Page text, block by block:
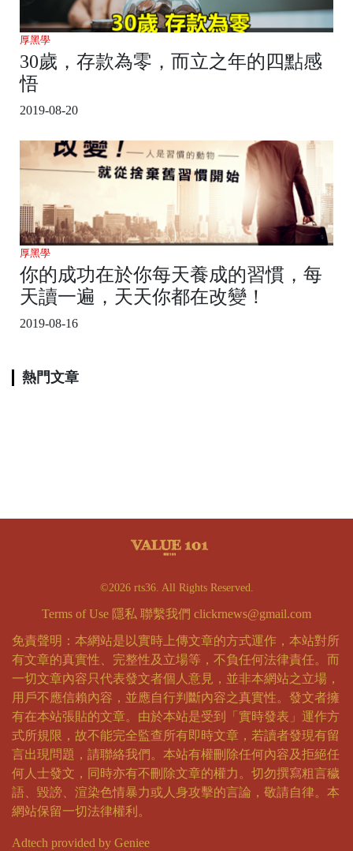
厚黑學
30歲，存款為零，而立之年的四點感
悟
2019-08-20
厚黑學
你的成功在於你每天養成的習慣，每
天讀一遍，天天你都在改變！
2019-08-16
熱門文章
©2026 rts36. All Rights Reserved.
Terms of Use 隱私 聯繫我們 clickrnews@gmail.com
免責聲明：本網站是以實時上傳文章的方式運作，本站對所
有文章的真實性、完整性及立場等，不負任何法律責任。而
一切文章內容只代表發文者個人意見，並非本網站之立場，
用戶不應信賴內容，並應自行判斷內容之真實性。發文者擁
有在本站張貼的文章。由於本站是受到「實時發表」運作方
式所規限，故不能完全監查所有即時文章，若讀者發現有留
言出現問題，請聯絡我們。本站有權刪除任何內容及拒絕任
何人士發文，同時亦有不刪除文章的權力。切勿撰寫粗言穢
語、毀謗、渲染色情暴力或人身攻擊的言論，敬請自律。本
網站保留一切法律權利。
Adtech provided by Geniee